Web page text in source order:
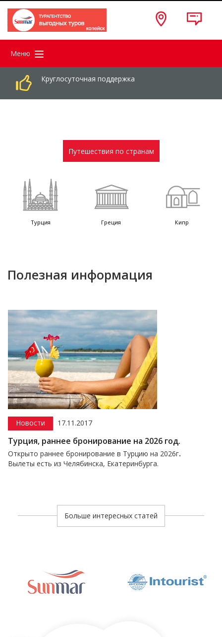
Меню
Круглосуточная поддержка
Путешествия по странам
Турция Греция Кипр
Полезная информация
Новости 17.11.2017
Турция, раннее бронирование на 2026 год.
Открыто раннее бронирование в Турцию на 2026г.
Вылеты есть из Челябинска, Екатеринбурга.
Больше интересных статей